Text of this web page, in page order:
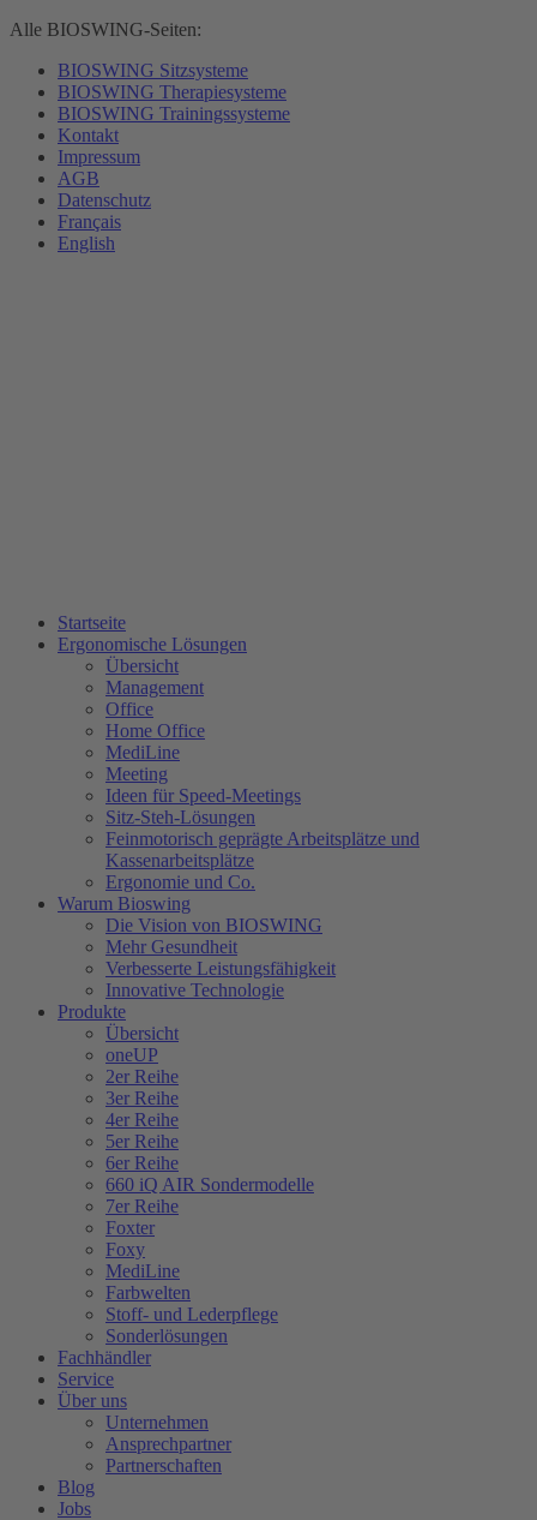
Alle BIOSWING-Seiten:
BIOSWING Sitzsysteme
BIOSWING Therapiesysteme
BIOSWING Trainingssysteme
Kontakt
Impressum
AGB
Datenschutz
Français
English
Startseite
Ergonomische Lösungen
Übersicht
Management
Office
Home Office
MediLine
Meeting
Ideen für Speed-Meetings
Sitz-Steh-Lösungen
Feinmotorisch geprägte Arbeitsplätze und
Kassenarbeitsplätze
Ergonomie und Co.
Warum Bioswing
Die Vision von BIOSWING
Mehr Gesundheit
Verbesserte Leistungsfähigkeit
Innovative Technologie
Produkte
Übersicht
oneUP
2er Reihe
3er Reihe
4er Reihe
5er Reihe
6er Reihe
660 iQ AIR Sondermodelle
7er Reihe
Foxter
Foxy
MediLine
Farbwelten
Stoff- und Lederpflege
Sonderlösungen
Fachhändler
Service
Über uns
Unternehmen
Ansprechpartner
Partnerschaften
Blog
Jobs